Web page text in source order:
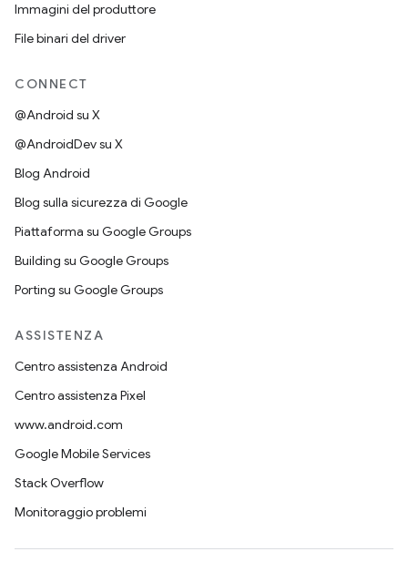
Immagini del produttore
File binari del driver
CONNECT
@Android su X
@AndroidDev su X
Blog Android
Blog sulla sicurezza di Google
Piattaforma su Google Groups
Building su Google Groups
Porting su Google Groups
ASSISTENZA
Centro assistenza Android
Centro assistenza Pixel
www.android.com
Google Mobile Services
Stack Overflow
Monitoraggio problemi